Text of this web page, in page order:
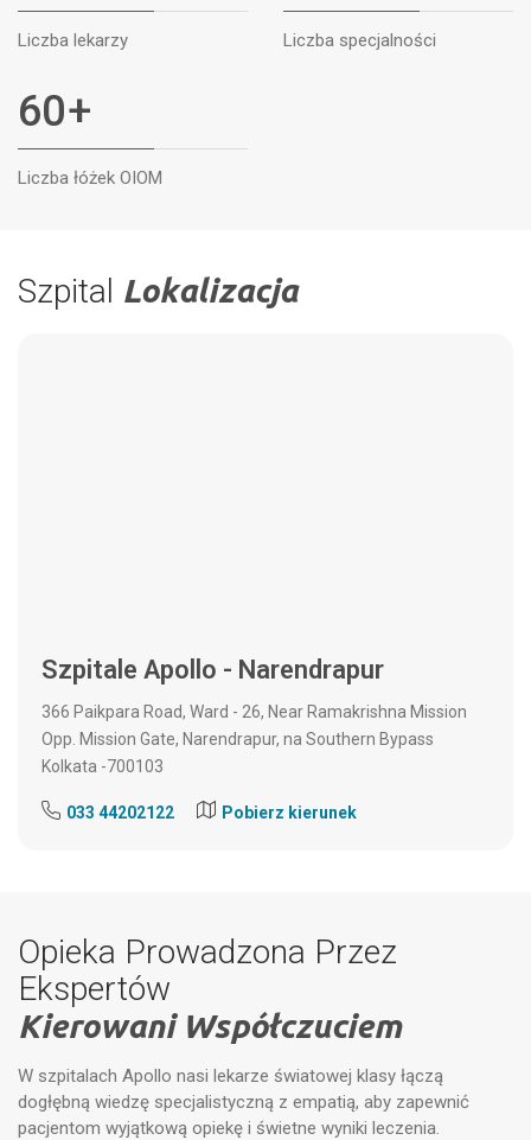
Liczba lekarzy Liczba specjalności
60+
Liczba łóżek OIOM
Szpital Lokalizacja
Szpitale Apollo - Narendrapur
366 Paikpara Road, Ward - 26, Near Ramakrishna Mission
Opp. Mission Gate, Narendrapur, na Southern Bypass
Kolkata -700103
033 44202122 Pobierz kierunek
Opieka Prowadzona Przez
Ekspertów
Kierowani Współczuciem
W szpitalach Apollo nasi lekarze światowej klasy łączą
dogłębną wiedzę specjalistyczną z empatią, aby zapewnić
pacjentom wyjątkową opiekę i świetne wyniki leczenia.